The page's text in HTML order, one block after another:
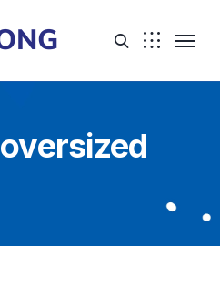
oversized